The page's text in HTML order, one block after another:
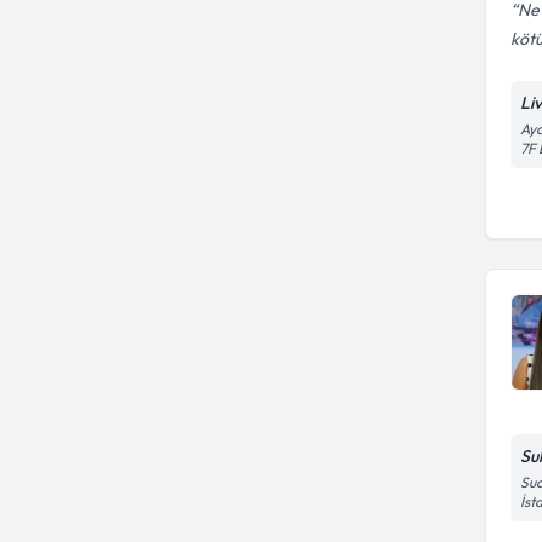
7F